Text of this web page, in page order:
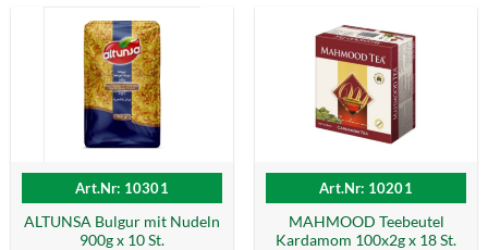
Art.Nr: 10301
ALTUNSA Bulgur mit Nudeln
900g x 10 St.
Art.Nr: 10201
MAHMOOD Teebeutel
Kardamom 100x2g x 18 St.